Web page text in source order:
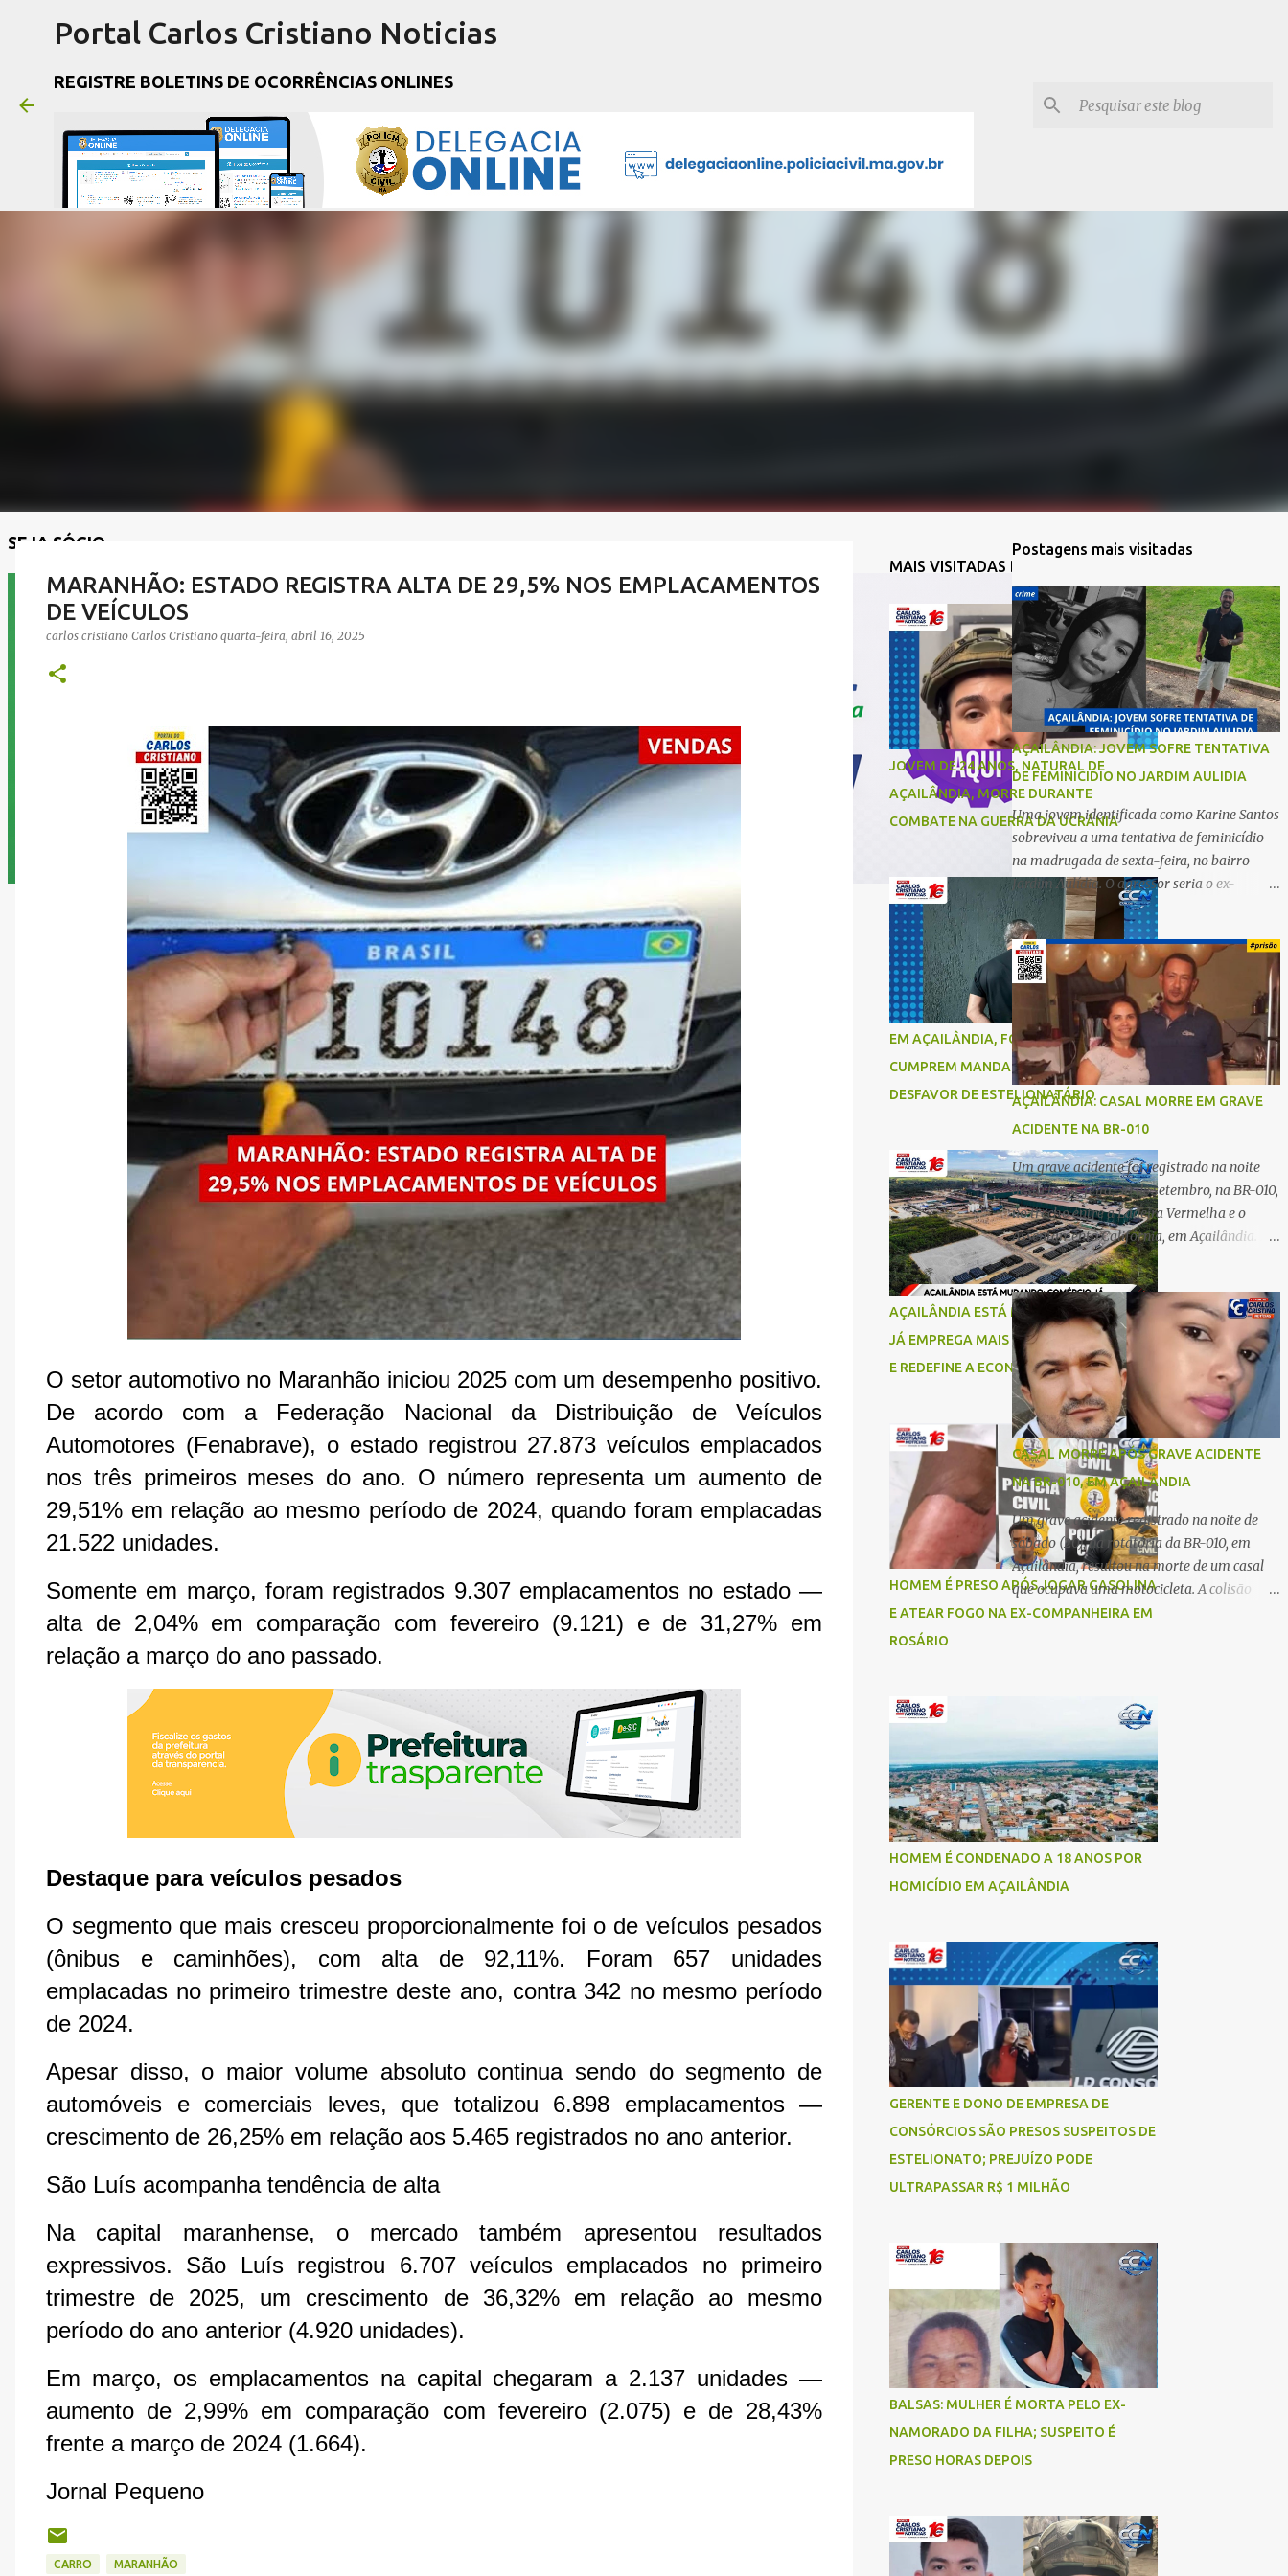
Portal Carlos Cristiano Noticias
REGISTRE BOLETINS DE OCORRÊNCIAS ONLINES
SEJA SÓCIO
MARANHÃO: ESTADO REGISTRA ALTA DE 29,5% NOS EMPLACAMENTOS
DE VEÍCULOS
carlos cristiano Carlos Cristiano quarta-feira, abril 16, 2025
O setor automotivo no Maranhão iniciou 2025 com um desempenho positivo.
De acordo com a Federação Nacional da Distribuição de Veículos
Automotores (Fenabrave), o estado registrou 27.873 veículos emplacados
nos três primeiros meses do ano. O número representa um aumento de
29,51% em relação ao mesmo período de 2024, quando foram emplacadas
21.522 unidades.
Somente em março, foram registrados 9.307 emplacamentos no estado —
alta de 2,04% em comparação com fevereiro (9.121) e de 31,27% em
relação a março do ano passado.
Destaque para veículos pesados
O segmento que mais cresceu proporcionalmente foi o de veículos pesados
(ônibus e caminhões), com alta de 92,11%. Foram 657 unidades
emplacadas no primeiro trimestre deste ano, contra 342 no mesmo período
de 2024.
Apesar disso, o maior volume absoluto continua sendo do segmento de
automóveis e comerciais leves, que totalizou 6.898 emplacamentos —
crescimento de 26,25% em relação aos 5.465 registrados no ano anterior.
São Luís acompanha tendência de alta
Na capital maranhense, o mercado também apresentou resultados
expressivos. São Luís registrou 6.707 veículos emplacados no primeiro
trimestre de 2025, um crescimento de 36,32% em relação ao mesmo
período do ano anterior (4.920 unidades).
Em março, os emplacamentos na capital chegaram a 2.137 unidades —
aumento de 2,99% em comparação com fevereiro (2.075) e de 28,43%
frente a março de 2024 (1.664).
Jornal Pequeno
CARRO MARANHÃO
MAIS VISITADAS DA SEMANA
JOVEM DE 24 ANOS, NATURAL DE
AÇAILÂNDIA, MORRE DURANTE
COMBATE NA GUERRA DA UCRÂNIA
EM AÇAILÂNDIA, FORÇAS DE SEGURANÇA
CUMPREM MANDADO DE PRISÃO EM
DESFAVOR DE ESTELIONATÁRIO
AÇAILÂNDIA ESTÁ MUDANDO: COMÉRCIO
JÁ EMPREGA MAIS DO QUE A INDÚSTRIA
E REDEFINE A ECONOMIA DO MUNICÍPIO
HOMEM É PRESO APÓS JOGAR GASOLINA
E ATEAR FOGO NA EX-COMPANHEIRA EM
ROSÁRIO
HOMEM É CONDENADO A 18 ANOS POR
HOMICÍDIO EM AÇAILÂNDIA
GERENTE E DONO DE EMPRESA DE
CONSÓRCIOS SÃO PRESOS SUSPEITOS DE
ESTELIONATO; PREJUÍZO PODE
ULTRAPASSAR R$ 1 MILHÃO
BALSAS: MULHER É MORTA PELO EX-
NAMORADO DA FILHA; SUSPEITO É
PRESO HORAS DEPOIS
Postagens mais visitadas
AÇAILÂNDIA: JOVEM SOFRE TENTATIVA
DE FEMINICIDIO NO JARDIM AULIDIA
Uma jovem identificada como Karine Santos
sobreviveu a uma tentativa de feminicídio
na madrugada de sexta-feira, no bairro
Jardim Aulídia. O agressor seria o ex-
companheiro, com quem manteve um
relacionamento de quase três anos e com
quem tem uma filha. Segundo Karine,
durante todo o dia anterior, o suspeito
enviou mensagens insistindo para reatar o
relacionamento, mas ela deixou claro que
não queria. Naquela noite, a vítima recebeu
o convite de um amigo para ir a uma festa.
Ao chegar ao local, percebeu que o ex
também estava presente, mas permaneceu
tranquila durante todo o evento. O ataque
aconteceu quando Karine retornava para
casa, por volta das 5h40 da manhã.
“Quando cheguei, ele estava escondido.
Assim que me viu, entrou no carro e
começou a me atacar com uma faca,
atingindo também o rapaz que estava
comigo”, relatou. Após a agressão, Karine
recebeu atendimento médico e passa bem,
estando fora de perigo. A jovem também
registrou boletim de ocorrência contra o ex-
companheiro. Mesm...
AÇAILÂNDIA: CASAL MORRE EM GRAVE
ACIDENTE NA BR-010
Um grave acidente foi registrado na noite
desta terça-feira, 30 de setembro, na BR-010,
no trecho entre a Ladeira Vermelha e o
Assentamento Califórnia, em Açailândia. De
acordo com informações apuradas, as
vítimas eram um casal residente em
Imperatriz. Eles haviam vindo até o bairro
Plano da Serra, em Açailândia, para visitar
familiares e estavam a caminho de casa
quando ocorreu a tragédia. O acidente
envolveu uma motocicleta e um caminhão
caçamba. Com o impacto da colisão, o casal
não resistiu aos ferimentos e veio a óbito
ainda no local. As vítimas foram
identificadas como Carmem Rejane e
Ronaldo de Jesus. Equipes de socorro foram
acionadas, mas nada puderam fazer além
de constatar os óbitos. A Polícia Rodoviária
Federal (PRF) esteve no local para controlar
o tráfego e coletar informações que devem
CASAL MORRE APÓS GRAVE ACIDENTE
NA BR-010, EM AÇAILÂNDIA
Um grave acidente registrado na noite de
sábado (20), na rotatória da BR-010, em
Açailândia, resultou na morte de um casal
que ocupava uma motocicleta. A colisão
envolveu uma moto e um carro. De acordo
A passageira da moto chegou a ser
socorrida com vida e encaminhada para
atendimento médico, mas infelizmente não
resistiu aos ferimentos e veio a óbito. Uma
das vítimas foi identificada como Gleiciane,
moradora do bairro Jacu. Até o momento, o
condutor da motocicleta foi identificado
como Julimar Lucena, iria fazer 37 anos no
próximo dia 28 de junho. De acordo com
Testemunhas relataram que, após a suposta
discussão, o condutor da motocicleta teria
invadido a contramão e colidido
frontalmente com um carro. As
circunstâncias do acidente deverão ser
apuradas pelas autoridades competentes. ...